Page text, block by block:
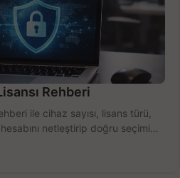
Rehberi
ile cihaz sayısı, lisans türü,
netleştirip doğru seçimi